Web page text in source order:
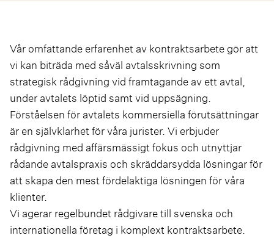
Vår omfattande erfarenhet av kontraktsarbete gör att
vi kan biträda med såväl avtalsskrivning som
strategisk rådgivning vid framtagande av ett avtal,
under avtalets löptid samt vid uppsägning.
Förståelsen för avtalets kommersiella förutsättningar
är en självklarhet för våra jurister. Vi erbjuder
rådgivning med affärsmässigt fokus och utnyttjar
rådande avtalspraxis och skräddarsydda lösningar för
att skapa den mest fördelaktiga lösningen för våra
klienter.
Vi agerar regelbundet rådgivare till svenska och
internationella företag i komplext kontraktsarbete.